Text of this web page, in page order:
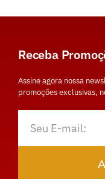
Receba
Assine agora nossa
promoções exclusivas,